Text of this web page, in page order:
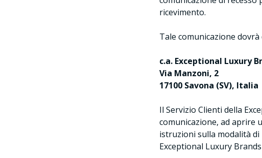
ricevimento.
Tale comunicazione
c.a. Exceptional Luxury
Via Manzoni, 2
17100 Savona (SV), Italia
Il Servizio Clienti della
comunicazione, ad aprire
istruzioni sulla modalità
Exceptional Luxury